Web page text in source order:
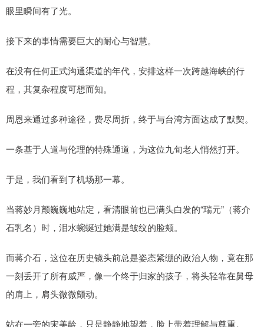
眼里瞬间有了光。
接下来的事情需要巨大的耐心与智慧。
在没有任何正式沟通渠道的年代，安排这样一次跨越海峡的行
程，其复杂程度可想而知。
周恩来通过多种途径，费尽周折，终于与台湾方面达成了默契。
一条基于人道与伦理的特殊通道，为这位九旬老人悄然打开。
于是，我们看到了机场那一幕。
当蒋妙月颤巍巍地站定，看清眼前也已满头白发的“瑞元”（蒋介
石乳名）时，泪水蜿蜒过她满是皱纹的脸颊。
而蒋介石，这位在历史镜头前总是姿态紧绷的政治人物，竟在那
一刻丢开了所有威严，像一个终于归家的孩子，将头轻靠在舅母
的肩上，肩头微微颤动。
站在一旁的宋美龄，只是静静地望着，脸上带着理解与尊重。